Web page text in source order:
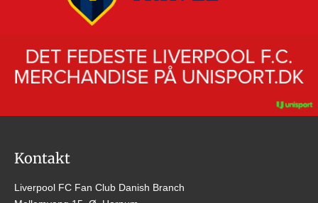
Kontakt
Liverpool FC Fan Club Danish Branch